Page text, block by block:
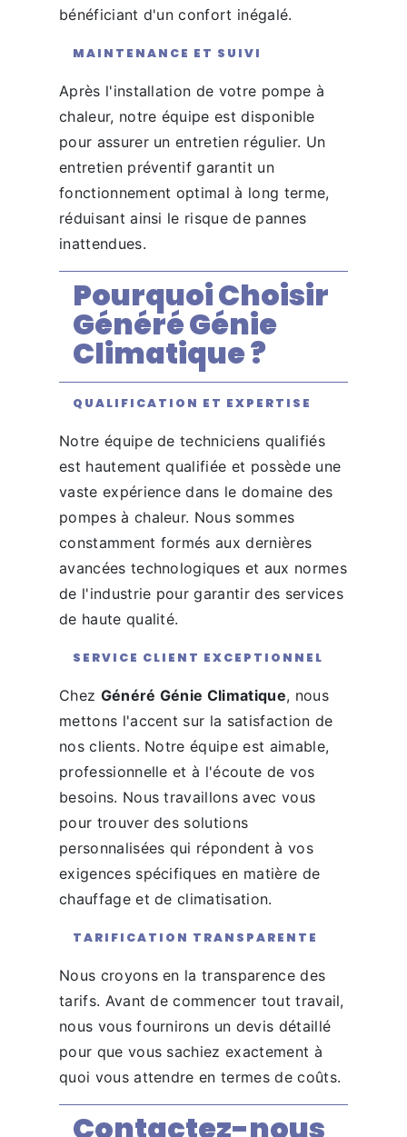
bénéficiant d'un confort inégalé.
MAINTENANCE ET SUIVI
Après l'installation de votre pompe à
chaleur, notre équipe est disponible
pour assurer un entretien régulier. Un
entretien préventif garantit un
fonctionnement optimal à long terme,
réduisant ainsi le risque de pannes
inattendues.
Pourquoi Choisir
Généré Génie
Climatique ?
QUALIFICATION ET EXPERTISE
Notre équipe de techniciens qualifiés
est hautement qualifiée et possède une
vaste expérience dans le domaine des
pompes à chaleur. Nous sommes
constamment formés aux dernières
avancées technologiques et aux normes
de l'industrie pour garantir des services
de haute qualité.
SERVICE CLIENT EXCEPTIONNEL
Chez Généré Génie Climatique, nous
mettons l'accent sur la satisfaction de
nos clients. Notre équipe est aimable,
professionnelle et à l'écoute de vos
besoins. Nous travaillons avec vous
pour trouver des solutions
personnalisées qui répondent à vos
exigences spécifiques en matière de
chauffage et de climatisation.
TARIFICATION TRANSPARENTE
Nous croyons en la transparence des
tarifs. Avant de commencer tout travail,
nous vous fournirons un devis détaillé
pour que vous sachiez exactement à
quoi vous attendre en termes de coûts.
Contactez-nous